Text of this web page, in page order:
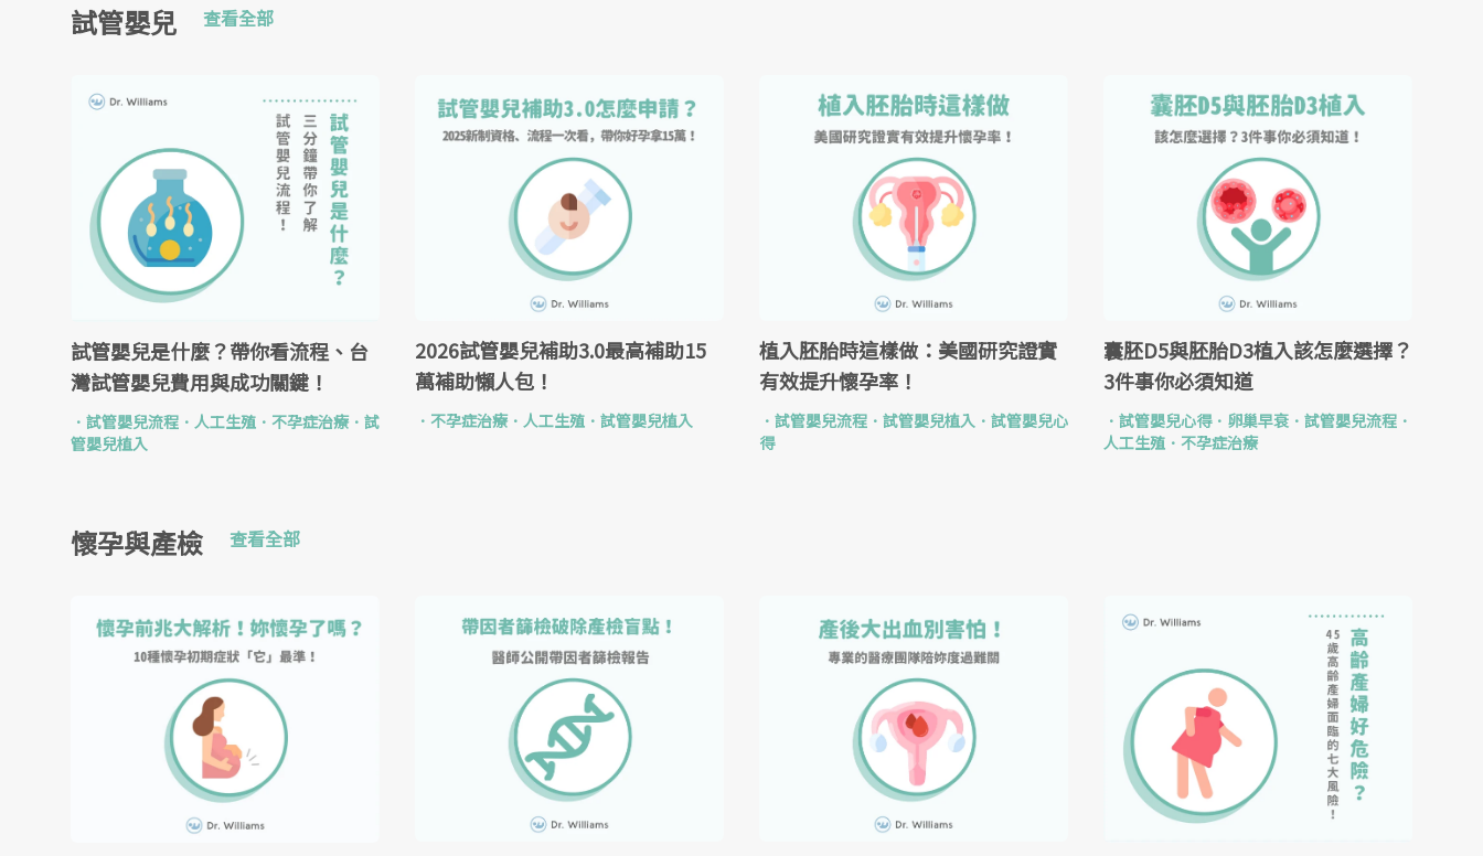
試管嬰兒 查看全部
試管嬰兒是什麼？帶你看流程、台
灣試管嬰兒費用與成功關鍵！
． 試管嬰兒流程 ． 人工生殖 ． 不孕症治療． 試
管嬰兒植入
2026試管嬰兒補助3.0最高補助15
萬補助懶人包！
． 不孕症治療． 人工生殖 ． 試管嬰兒植入
植入胚胎時這樣做：美國研究證實
有效提升懷孕率！
． 試管嬰兒流程 ． 試管嬰兒植入 ． 試管嬰兒心
得
囊胚D5與胚胎D3植入該怎麼選擇？
3件事你必須知道
． 試管嬰兒心得． 卵巢早衰 ． 試管嬰兒流程 ．
人工生殖 ． 不孕症治療
懷孕與產檢 查看全部